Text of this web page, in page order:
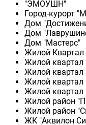
"ЭМОУШН"
Город-курорт
Дом
Дом
Дом "Мастерс"
Жилой Квартал
Жилой квартал
Жилой
Жилой квартал
Жилой квартал
Жилой район
Жилой район
ЖК "Аквилон